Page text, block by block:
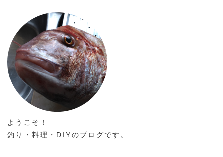
ようこそ！
釣り・料理・DIYのブログです。